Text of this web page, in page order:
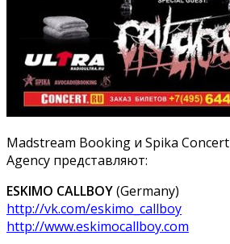
Madstream Booking и Spika Concert
Agency представляют:
ESKIMO CALLBOY(Germany)
http://vk.com/eskimo_callboy
http://www.eskimocallboy.com